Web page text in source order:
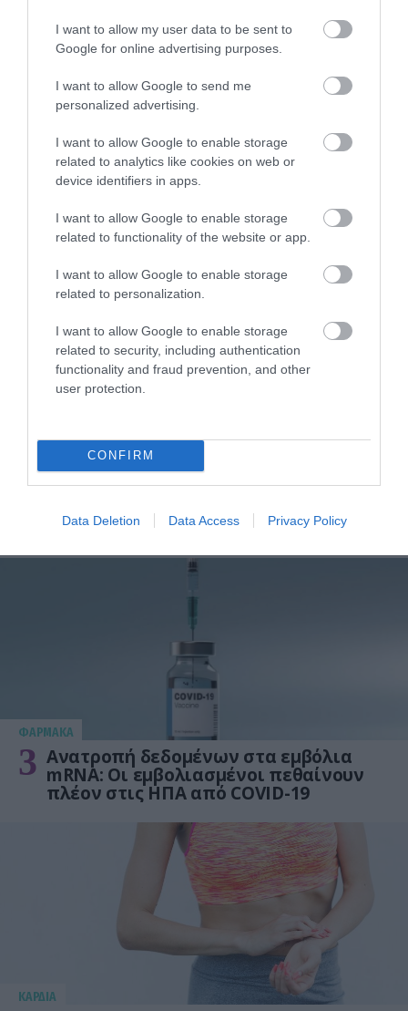
I want to allow my user data to be sent to
Google for online advertising purposes.
I want to allow Google to send me
personalized advertising.
I want to allow Google to enable storage
related to analytics like cookies on web or
device identifiers in apps.
I want to allow Google to enable storage
related to functionality of the website or app.
I want to allow Google to enable storage
related to personalization.
I want to allow Google to enable storage
related to security, including authentication
functionality and fraud prevention, and other
user protection.
CONFIRM
Data Deletion Data Access Privacy Policy
Αυτό είναι το θαυματουργό έλαιο που
προστατεύει από το Αλτχάιμερ
ΥΓΕΙΑ
2 Το τρόφιμο που θωρακίζει «αθόρυβα»
τα οστά σε κάθε ηλικία… δεν είναι το
γάλα!
ΦΑΡΜΑΚΑ
3 Ανατροπή δεδομένων στα εμβόλια
mRNA: Οι εμβολιασμένοι πεθαίνουν
πλέον στις ΗΠΑ από COVID-19
KΑΡΔΙΑ